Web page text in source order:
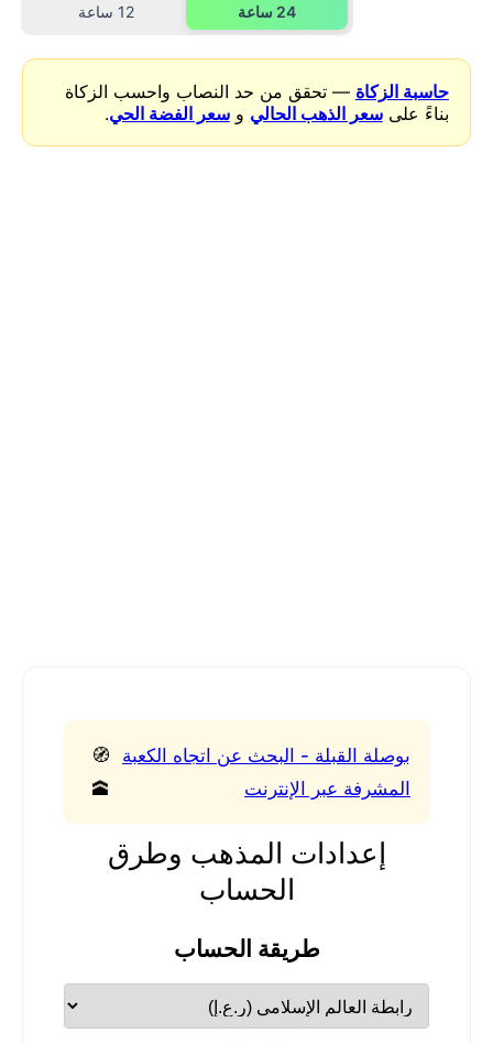
24 ساعة 12 ساعة
حاسبة الزكاة — تحقق من حد النصاب واحسب الزكاة
بناءً علىسعر الذهب الحالي وسعر الفضة الحي.
بوصلة القبلة - البحث عن اتجاه الكعبة
المشرفة عبر الإنترنت
🧭
🕋
إعدادات المذهب وطرق
الحساب
طريقة الحساب